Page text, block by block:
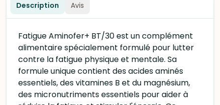
Description Avis
Fatigue Aminofer+ BT/30 est un complément
alimentaire spécialement formulé pour lutter
contre la fatigue physique et mentale. Sa
formule unique contient des acides aminés
essentiels, des vitamines B et du magnésium,
des micronutriments essentiels pour aider à